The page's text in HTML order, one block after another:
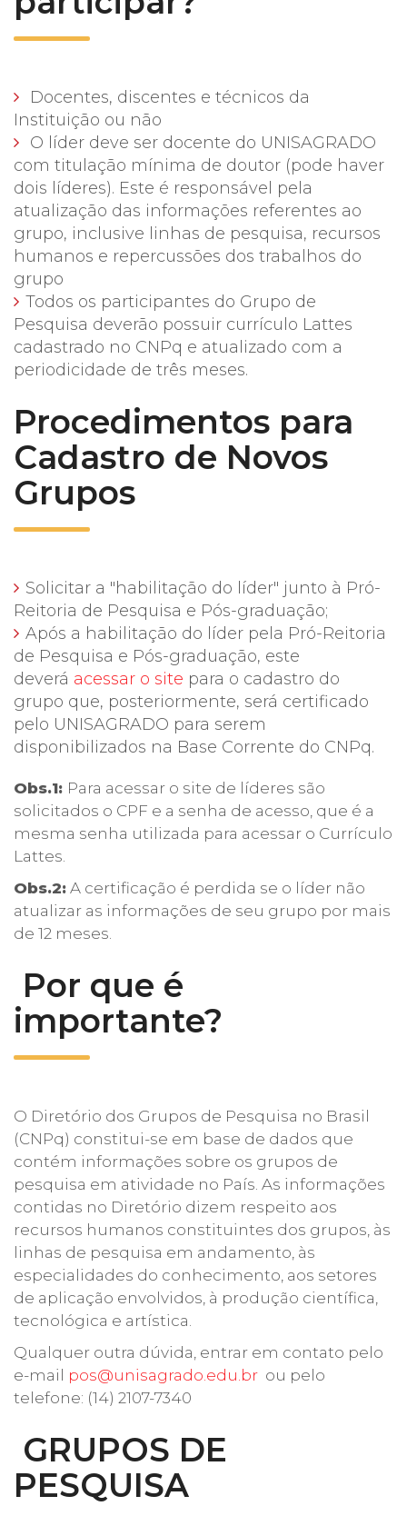
Docentes, discentes e técnicos da
Instituição ou não
O líder deve ser docente do UNISAGRADO
com titulação mínima de doutor (pode haver
dois líderes). Este é responsável pela
atualização das informações referentes ao
grupo, inclusive linhas de pesquisa, recursos
humanos e repercussões dos trabalhos do
grupo
Todos os participantes do Grupo de
Pesquisa deverão possuir currículo Lattes
cadastrado no CNPq e atualizado com a
periodicidade de três meses.
Procedimentos para
Cadastro de Novos
Grupos
Solicitar a "habilitação do líder" junto à Pró-
Reitoria de Pesquisa e Pós-graduação;
Após a habilitação do líder pela Pró-Reitoria
de Pesquisa e Pós-graduação, este
deverá acessar o site para o cadastro do
grupo que, posteriormente, será certificado
pelo UNISAGRADO para serem
disponibilizados na Base Corrente do CNPq.
Obs.1: Para acessar o site de líderes são
solicitados o CPF e a senha de acesso, que é a
mesma senha utilizada para acessar o Currículo
Lattes.
Obs.2: A certificação é perdida se o líder não
atualizar as informações de seu grupo por mais
de 12 meses.
Por que é
importante?
O Diretório dos Grupos de Pesquisa no Brasil
(CNPq) constitui-se em base de dados que
contém informações sobre os grupos de
pesquisa em atividade no País. As informações
contidas no Diretório dizem respeito aos
recursos humanos constituintes dos grupos, às
linhas de pesquisa em andamento, às
especialidades do conhecimento, aos setores
de aplicação envolvidos, à produção científica,
tecnológica e artística.
Qualquer outra dúvida, entrar em contato pelo
e-mail pos@unisagrado.edu.br ou pelo
telefone: (14) 2107-7340
GRUPOS DE
PESQUISA